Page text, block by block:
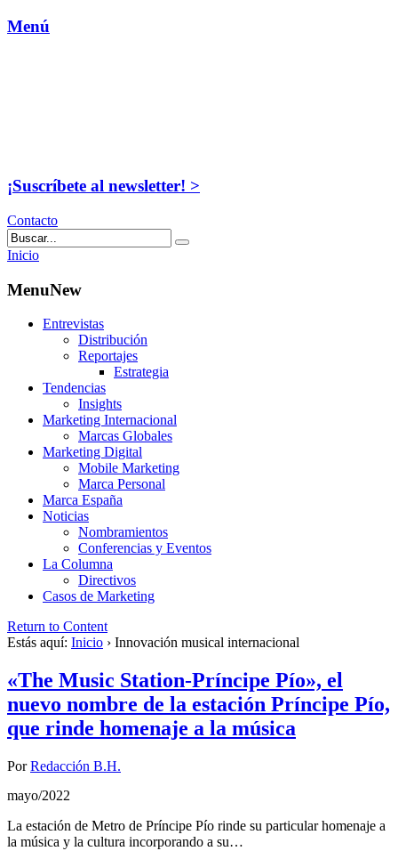
Menú
¡Suscríbete al newsletter! >
Contacto
Inicio
MenuNew
Entrevistas
Distribución
Reportajes
Estrategia
Tendencias
Insights
Marketing Internacional
Marcas Globales
Marketing Digital
Mobile Marketing
Marca Personal
Marca España
Noticias
Nombramientos
Conferencias y Eventos
La Columna
Directivos
Casos de Marketing
Return to Content
Estás aquí: Inicio › Innovación musical internacional
«The Music Station-Príncipe Pío», el
nuevo nombre de la estación Príncipe Pío,
que rinde homenaje a la música
PorRedacción B.H.
mayo/2022
La estación de Metro de Príncipe Pío rinde su particular homenaje a
la música y la cultura incorporando a su…